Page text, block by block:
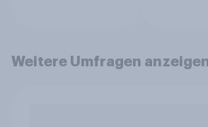
Weitere Umfragen